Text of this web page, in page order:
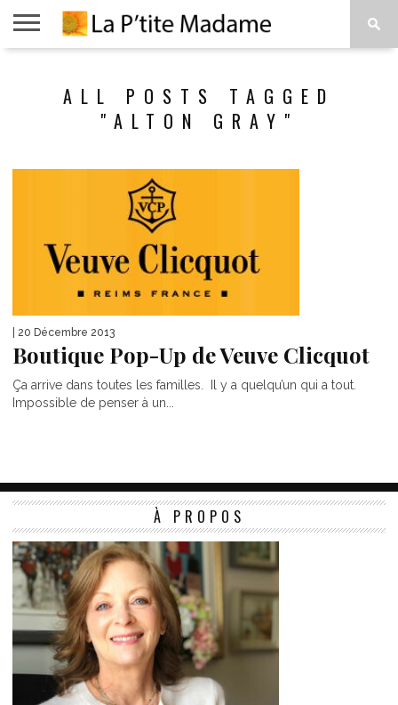
VIVRE
PROPOSALL POSTS TAGGED
"ALTON GRAY"
| 20 Décembre 2013
Boutique Pop-Up de Veuve Clicquot
Ça arrive dans toutes les familles. Il y a quelqu’un qui a tout.
Impossible de penser à un...
À PROPOS